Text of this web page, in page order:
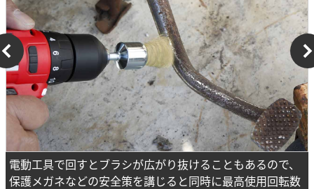
電動工具で回すとブラシが広がり抜けることもあるので、
保護メガネなどの安全策を講じると同時に最高使用回転数